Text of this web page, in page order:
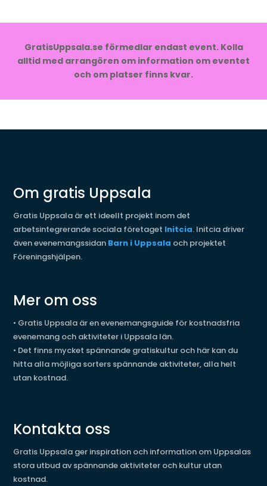
GratisUppsala.se förmedlar endast event. Kolla
alltid med arrangören om information om eventet
och om platser finns kvar.
Om gratis Uppsala
Gratis Uppsala är ett ideellt projekt inom det
arbetsintegrerande sociala företaget Initcia. Initcia driver
även evenemangssidan Barn i Uppsala och projektet
Föreningshjälpen.
Mer om oss
• Gratis Uppsala är en evenemangsguide för kostnadsfria
evenemang och aktiviteter i Uppsala län.
• Det finns mycket spännande gratiskultur och här kan du
hitta alla möjliga sorters spännande aktiviteter, alla helt
utan kostnad.
Kontakta oss
Gratis Uppsala ger inspiration och information om Uppsalas
stora utbud av spännande aktiviteter och kultur utan
kostnad.